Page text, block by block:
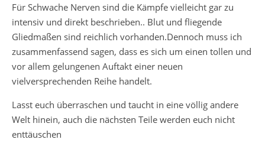
Für Schwache Nerven sind die Kämpfe vielleicht gar zu
intensiv und direkt beschrieben.. Blut und fliegende
Gliedmaßen sind reichlich vorhanden.Dennoch muss ich
zusammenfassend sagen, dass es sich um einen tollen und
vor allem gelungenen Auftakt einer neuen
vielversprechenden Reihe handelt.
Lasst euch überraschen und taucht in eine völlig andere
Welt hinein, auch die nächsten Teile werden euch nicht
enttäuschen